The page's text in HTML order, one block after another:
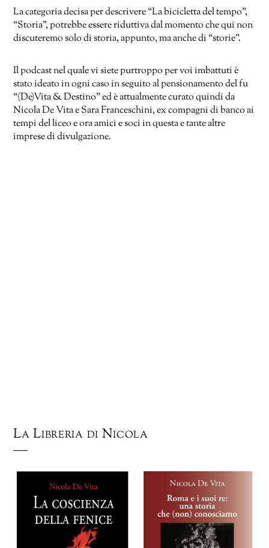
La categoria decisa per descrivere “La bicicletta del tempo”,
“Storia”, potrebbe essere riduttiva dal momento che qui non
discuteremo solo di storia, appunto, ma anche di “storie”.
Il podcast nel quale vi siete purtroppo per voi imbattuti è
stato ideato in ogni caso in seguito al pensionamento del fu
“(De)Vita & Destino” ed è attualmente curato quindi da
Nicola De Vita e Sara Franceschini, ex compagni di banco ai
tempi del liceo e ora amici e soci in questa e tante altre
imprese di divulgazione.
La Libreria di Nicola